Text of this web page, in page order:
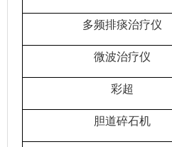
多频排痰治疗仪
微波治疗仪
彩超
胆道碎石机